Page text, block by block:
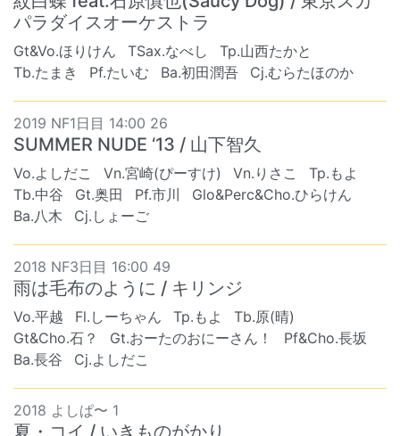
パラダイスオーケストラ
Gt&Vo.ほりけん TSax.なべし
Tp.山西たかと
Tb.たまき
Pf.たいむ Ba.初田潤吾 Cj.むらたほのか
2019 NF1日目 14:00 26
SUMMER NUDE ‘13 / 山下智久
Vo.よしだこ Vn.宮崎(ぴーすけ) Vn.りさこ
Tp.もよ
Tb.中谷
Gt.奥田 Pf.市川
Glo&Perc&Cho.ひらけん
Ba.八木
Cj.しょーご
2018 NF3日目 16:00 49
雨は毛布のように / キリンジ
Vo.平越 Fl.しーちゃん Tp.もよ
Tb.原(晴)
Gt&Cho.石？
Gt.おーたのおにーさん！
Pf&Cho.長坂
Ba.長谷
Cj.よしだこ
2018 よしぱ〜 1
夏・コイ / いきものがかり